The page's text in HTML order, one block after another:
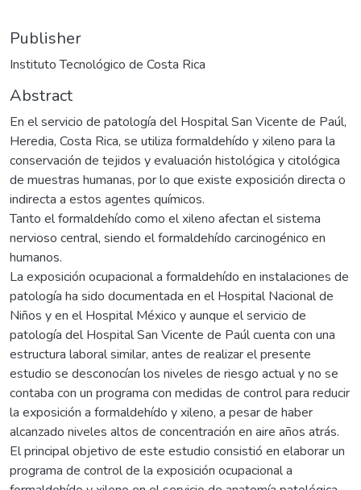
Publisher
Instituto Tecnológico de Costa Rica
Abstract
En el servicio de patología del Hospital San Vicente de Paúl,
Heredia, Costa Rica, se utiliza formaldehído y xileno para la
conservación de tejidos y evaluación histológica y citológica
de muestras humanas, por lo que existe exposición directa o
indirecta a estos agentes químicos.
Tanto el formaldehído como el xileno afectan el sistema
nervioso central, siendo el formaldehído carcinogénico en
humanos.
La exposición ocupacional a formaldehído en instalaciones de
patología ha sido documentada en el Hospital Nacional de
Niños y en el Hospital México y aunque el servicio de
patología del Hospital San Vicente de Paúl cuenta con una
estructura laboral similar, antes de realizar el presente
estudio se desconocían los niveles de riesgo actual y no se
contaba con un programa con medidas de control para reducir
la exposición a formaldehído y xileno, a pesar de haber
alcanzado niveles altos de concentración en aire años atrás.
El principal objetivo de este estudio consistió en elaborar un
programa de control de la exposición ocupacional a